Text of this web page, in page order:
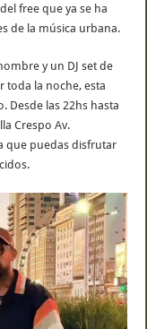
free que ya se ha
de la música urbana.
y un DJ set de
toda la noche, esta
Desde las 22hs hasta
Crespo Av.
que puedas disfrutar